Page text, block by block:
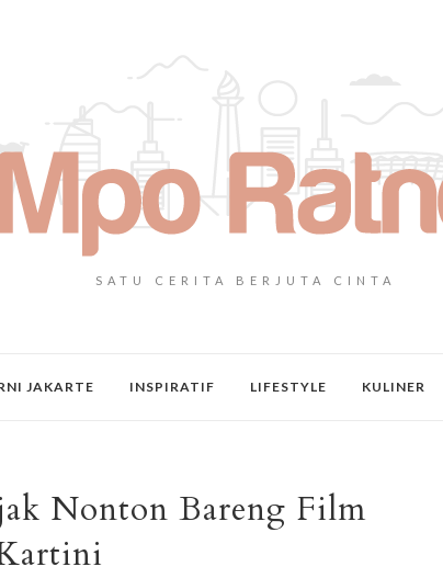
SATU CERITA BERJUTA CINTA
JAKARTE INSPIRATIF LIFESTYLE KULINER
Nonton Bareng Film